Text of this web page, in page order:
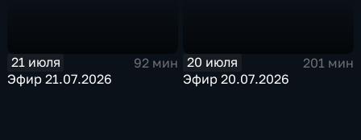
21 июля
92 мин
Эфир 21.07.2026
20 июля
201 мин
Эфир 20.07.2026